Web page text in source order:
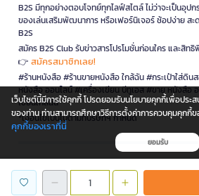
B2S มีทุกอย่างตอบโจทย์ทุกไลฟ์สไตล์ ไม่ว่าจะเป็นอุป
ของเล่นเสริมพัฒนาการ หรือเฟอร์นิเจอร์ ช้อปง่าย ส
B2S
สมัคร B2S Club รับข่าวสารโปรโมชั่นก่อนใคร และสิท
👉 สมัครสมาชิกเลย!
#ร้านหนังสือ #ร้านขายหนังสือ ใกล้ฉัน #กระเป๋าใส่ดิน
หนังสือ ออนไลน์ #เครื่องเขียน บีทูเอส #ขาย หนังสือ
เขียนใกล้ฉัน
*เงื่อนไขเป็นไปตามที่บริษัทฯ กำหนด
is a company operating under
เว็บไซต์นี้มีการใช้คุกกี้ โปรดยอมรับนโยบายคุกกี้เพื่อปร
ของท่าน ท่านสามารถศึกษาวิธีการตั้งค่าการควบคุมคุกกี้
คุกกี้ของเราที่นี่
ยอมรับ